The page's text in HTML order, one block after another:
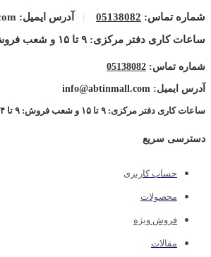
شماره تماس: 05138082
| آدرس ایمیل: info@abtinmall.com
ساعات کاری دفتر مرکزی: ۹ تا ۱۵ و شعب فروش: ۹ تا ۱۴ و ۱۷ تا ۲۱
شماره تماس: 05138082
آدرس ایمیل: info@abtinmall.com
ساعات کاری دفتر مرکزی: ۹ تا ۱۵ و شعب فروش: ۹ تا ۱۴ و ۱۷ تا ۲۱
دسترسی سریع
حساب کاربری
محصولات
فروش ویژه
مقالات